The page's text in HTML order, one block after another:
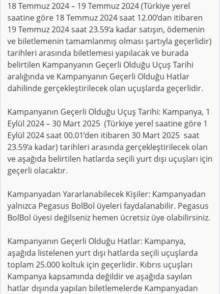
18 Temmuz 2024 – 19 Temmuz 2024 (Türkiye yerel
saatine göre 18 Temmuz 2024 saat 12.00’dan itibaren
19 Temmuz 2024 saat 23.59’a kadar satışın, ödemenin
ve biletlemenin tamamlanmış olması şartıyla geçerlidir)
tarihleri arasında biletlemesi yapılacak ve burada
belirtilen Kampanyanın Geçerli Olduğu Uçuş Tarihi
aralığında ve Kampanyanın Geçerli Olduğu Hatlar
dahilinde gerçekleştirilecek olan uçuşlarda geçerlidir.
Kampanyanın Geçerli Olduğu Uçuş Tarihi: Kampanya, 1
Eylül 2024 – 30 Mart 2025 (Türkiye yerel saatine göre 1
Eylül 2024 saat 00.01’den itibaren 30 Mart 2025 saat
23.59’a kadar) tarihleri arasında gerçekleştirilecek olan
ve aşağıda belirtilen hatlarda seçili yurt dışı uçuşları için
geçerli olacaktır.
Kampanyadan Yararlanabilecek Kişiler: Kampanyadan
yalnızca Pegasus BolBol üyeleri faydalanabilir. Pegasus
BolBol üyesi değilseniz hemen ücretsiz üye olabilirsiniz.
Kampanyanın Geçerli Olduğu Hatlar: Kampanya,
aşağıda listelenen yurt dışı hatlarda seçili uçuşlarda
toplam 25.000 koltuk için geçerlidir. Kıbrıs uçuşları
Kampanya kapsamında değildir ve aşağıda sayılan
hatlar dışında yapılan biletlemelerde Kampanyadan